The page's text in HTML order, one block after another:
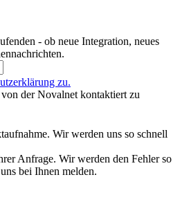
- ob neue Integration, neues
zu.
der Novalnet kontaktiert zu
Wir werden uns so schnell
Anfrage. Wir werden den Fehler so
bei Ihnen melden.